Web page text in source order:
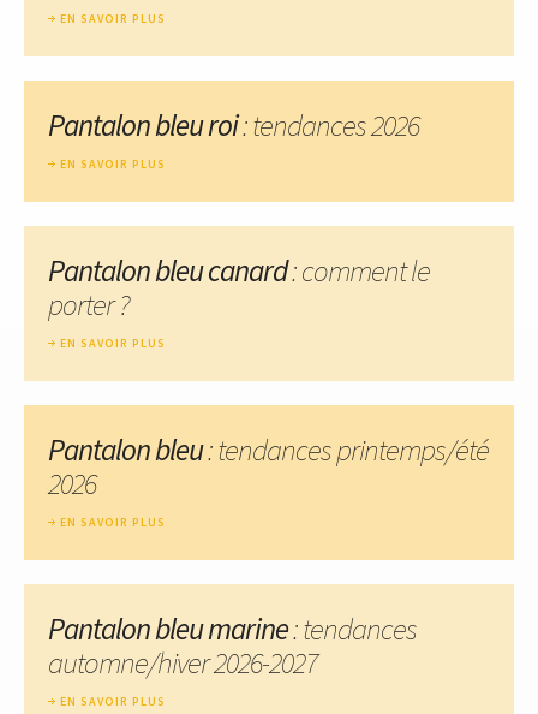
EN SAVOIR PLUS
Pantalon bleu roi: tendances 2026
EN SAVOIR PLUS
Pantalon bleu canard: comment le
porter ?
EN SAVOIR PLUS
Pantalon bleu: tendances printemps/été
2026
EN SAVOIR PLUS
Pantalon bleu marine: tendances
automne/hiver 2026-2027
EN SAVOIR PLUS